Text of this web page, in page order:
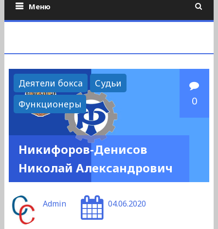
Меню
Деятели бокса
Судьи
Функционеры
0
Никифоров-Денисов
Николай Александрович
Admin 04.06.2020